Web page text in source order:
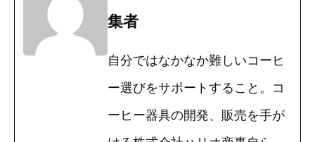
集者
自分ではなかなか難しいコーヒ
ー選びをサポートすること。コ
ーヒー器具の開発、販売を手が